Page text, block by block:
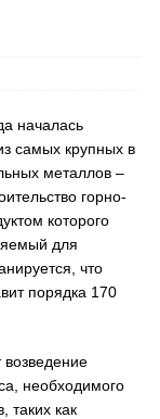
началась
самых крупных в
металлов –
горно-
которого
для
что
порядка 170
возведение
необходимого
таких как